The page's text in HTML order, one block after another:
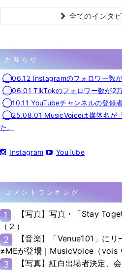
全てのインタ
お知らせ
◯06.12 Instagramのフォロワー数が
◯06.01 TikTokのフォロワー数が2万
◯10.11 YouTubeチャンネルの登録
◯25.08.01 MusicVoiceは媒体名が
た。
Instagram YouTube
コメントランキング
1
【写真】写真・「Stay
（２）
2
【音楽】「Venue101」に
≠MEが登場｜MusicVoice（vois
3
【写真】紅白出場者決定、